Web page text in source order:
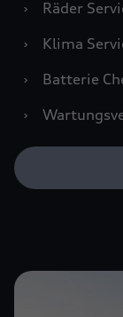
›
Räder
›
Klima
›
Batterie
›